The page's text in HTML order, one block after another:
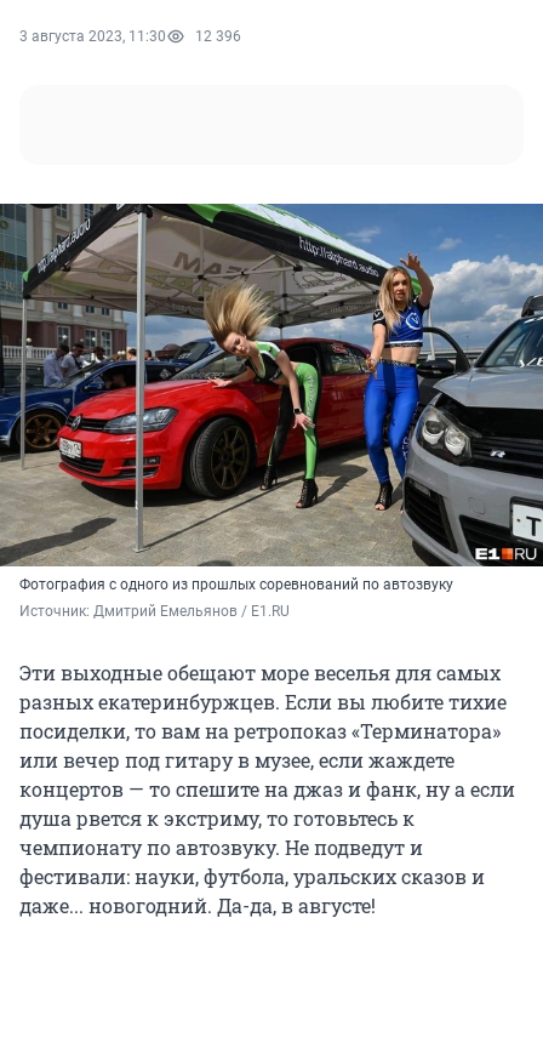
3 августа 2023, 11:30 12 396
Фотография с одного из прошлых соревнований по автозвуку
Источник: Дмитрий Емельянов / E1.RU
Эти выходные обещают море веселья для самых
разных екатеринбуржцев. Если вы любите тихие
посиделки, то вам на ретропоказ «Терминатора»
или вечер под гитару в музее, если жаждете
концертов — то спешите на джаз и фанк, ну а если
душа рвется к экстриму, то готовьтесь к
чемпионату по автозвуку. Не подведут и
фестивали: науки, футбола, уральских сказов и
даже... новогодний. Да-да, в августе!